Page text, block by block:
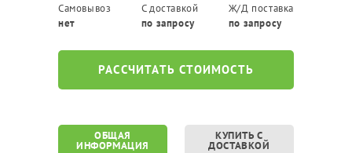
Самовывоз
нет
С доставкой
по запросу
Ж/Д поставка
по запросу
РАССЧИТАТЬ СТОИМОСТЬ
ОБЩАЯ
ИНФОРМАЦИЯ
КУПИТЬ С
ДОСТАВКОЙ